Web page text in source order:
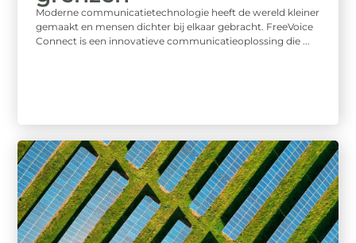
Moderne communicatietechnologie heeft de wereld kleiner
gemaakt en mensen dichter bij elkaar gebracht. FreeVoice
Connect is een innovatieve communicatieoplossing die ...